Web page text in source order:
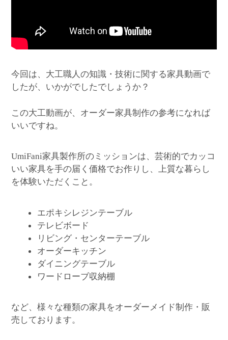
今回は、大工職人の知識・技術に関する家具動画で
したが、いかがでしたでしょうか？
この大工動画が、オーダー家具制作の参考になれば
いいですね。
UmiFani家具製作所のミッションは、芸術的でカッコ
いい家具を手の届く価格でお作りし、上質な暮らし
を体験いただくこと。
エポキシレジンテーブル
テレビボード
リビング・センターテーブル
オーダーキッチン
ダイニングテーブル
ワードローブ収納棚
など、様々な種類の家具をオーダーメイド制作・販
売しております。